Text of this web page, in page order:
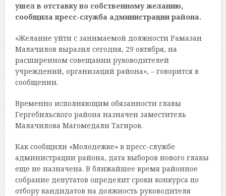
ушел в отставку по собственному желанию,
сообщила пресс-служба администрации района.
«Желание уйти с занимаемой должности Рамазан
Малачилов выразил сегодня, 29 октября, на
расширенном совещании руководителей
учреждений, организаций района», – говорится в
сообщении.
Временно исполняющим обязанности главы
Гергебильского района назначен заместитель
Малачилова Магомедали Тагиров.
Как сообщили «Молодежке» в пресс-службе
администрации района, дата выборов нового главы
еще не назначена. В ближайшее время районное
собрание депутатов определит сроки конкурса по
отбору кандидатов на должность руководителя